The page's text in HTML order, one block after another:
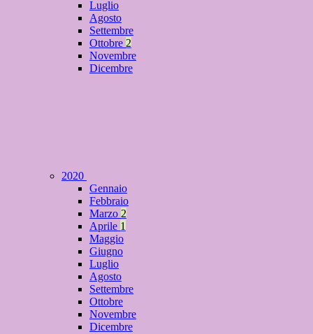
Luglio
Agosto
Settembre
Ottobre 2
Novembre
Dicembre
2020
Gennaio
Febbraio
Marzo 2
Aprile 1
Maggio
Giugno
Luglio
Agosto
Settembre
Ottobre
Novembre
Dicembre